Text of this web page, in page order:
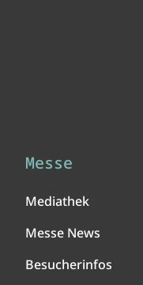
Messe
Mediathek
Messe News
Besucherinfos